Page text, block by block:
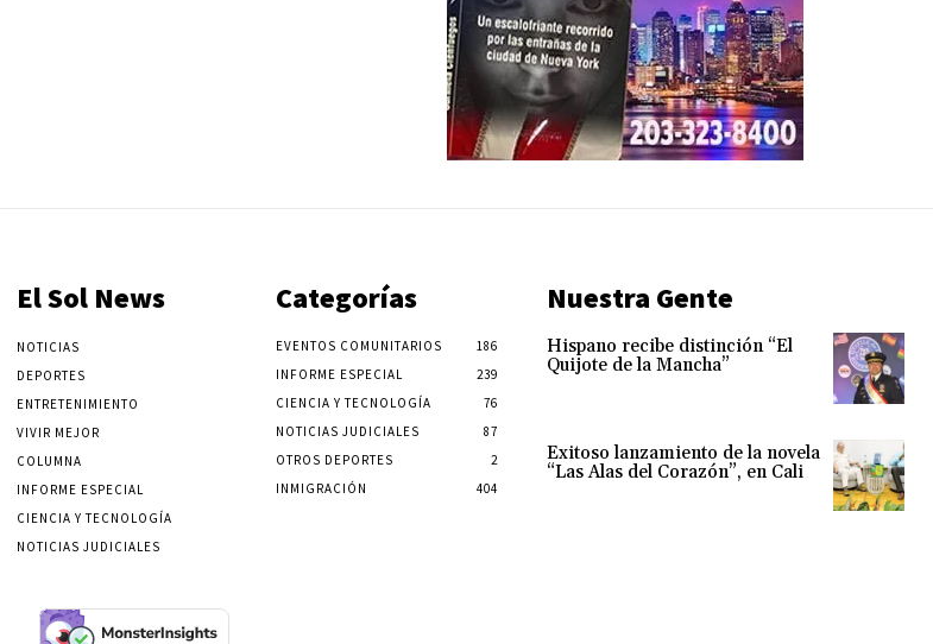
El Sol News
NOTICIAS
DEPORTES
ENTRETENIMIENTO
VIVIR MEJOR
COLUMNA
INFORME ESPECIAL
CIENCIA Y TECNOLOGÍA
NOTICIAS JUDICIALES
Categorías
EVENTOS COMUNITARIOS
186
INFORME ESPECIAL
239
CIENCIA Y TECNOLOGÍA
76
NOTICIAS JUDICIALES
87
OTROS DEPORTES
2
INMIGRACIÓN
404
Nuestra Gente
Hispano recibe distinción “El
Quijote de la Mancha”
Exitoso lanzamiento de la novela
“Las Alas del Corazón”, en Cali